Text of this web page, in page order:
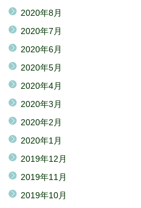
2020年8月
2020年7月
2020年6月
2020年5月
2020年4月
2020年3月
2020年2月
2020年1月
2019年12月
2019年11月
2019年10月